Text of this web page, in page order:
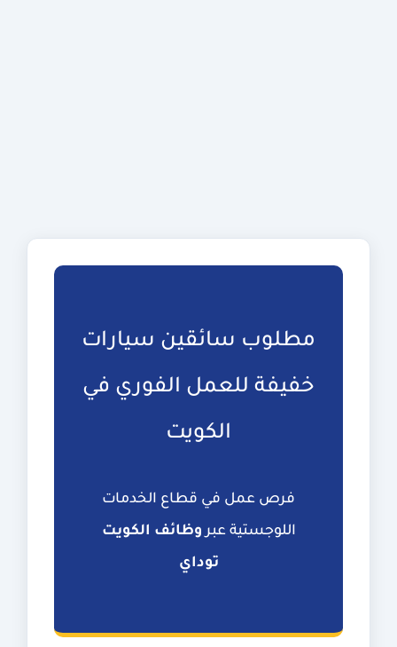
مطلوب سائقين سيارات
خفيفة للعمل الفوري في
الكويت
فرص عمل في قطاع الخدمات
اللوجستية عبروظائف الكويت
توداي